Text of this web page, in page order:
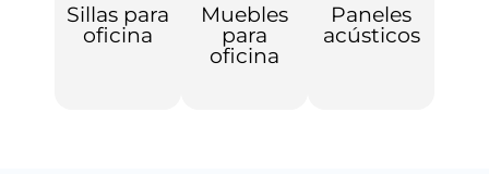
Sillas para
oficina
Muebles
para
oficina
Paneles
acústicos